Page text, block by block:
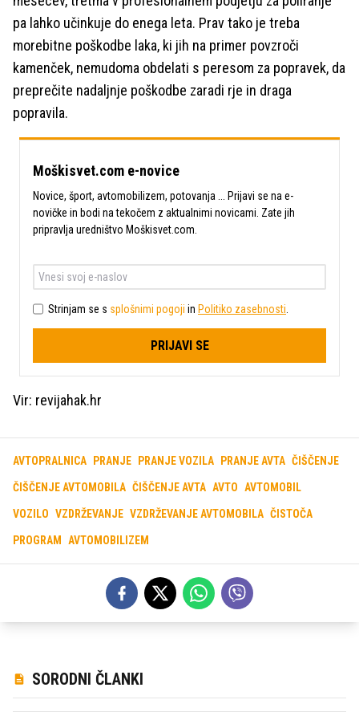
pa lahko učinkuje do enega leta. Prav tako je treba
morebitne poškodbe laka, ki jih na primer povzroči
kamenček, nemudoma obdelati s peresom za popravek, da
preprečite nadaljnje poškodbe zaradi rje in draga
popravila.
Moškisvet.com e-novice
Novice, šport, avtomobilizem, potovanja ... Prijavi se na e-
novičke in bodi na tekočem z aktualnimi novicami. Zate jih
pripravlja uredništvo Moškisvet.com.
Strinjam se s splošnimi pogoji in Politiko zasebnosti
PRIJAVI SE
Vir: revijahak.hr
AVTOPRALNICA PRANJE PRANJE VOZILA PRANJE AVTA ČIŠČENJE
ČIŠČENJE AVTOMOBILA ČIŠČENJE AVTA AVTO AVTOMOBIL
VOZILO VZDRŽEVANJE VZDRŽEVANJE AVTOMOBILA ČISTOČA
PROGRAM AVTOMOBILIZEM
SORODNI ČLANKI